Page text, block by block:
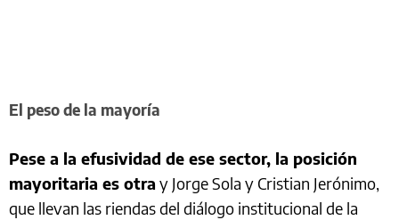
El peso de la mayoría
Pese a la efusividad de ese sector, la posición
mayoritaria es otra y Jorge Sola y Cristian Jerónimo,
que llevan las riendas del diálogo institucional de la